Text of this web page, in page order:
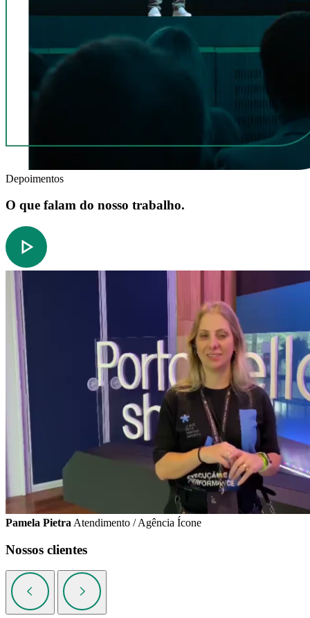
Depoimentos
O que falam do nosso trabalho.
Pamela Pietra Atendimento / Agência Ícone
Nossos clientes